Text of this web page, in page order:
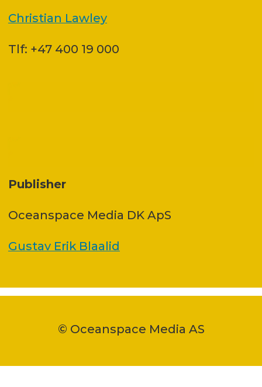
Christian Lawley
Tlf: +47 400 19 000
Publisher
Oceanspace Media DK ApS
Gustav Erik Blaalid
© Oceanspace Media AS